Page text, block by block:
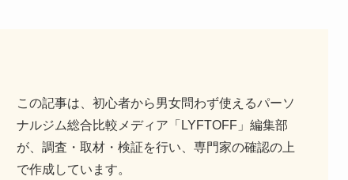
この記事は、初心者から男女問わず使えるパーソ
ナルジム総合比較メディア「LYFTOFF」編集部
が、調査・取材・検証を行い、専門家の確認の上
で作成しています。